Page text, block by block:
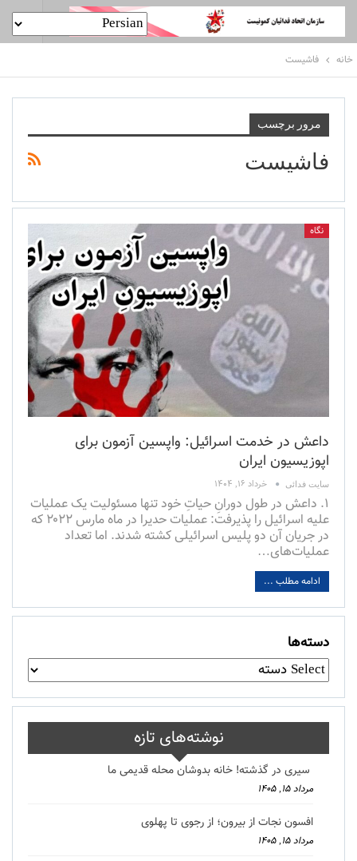
خانه فاشیست
مرور برچسب
فاشیست
نگاه
داعش در خدمت اسرائیل: واپسین آزمون برای
اپوزیسیون ایران
سایت فدائی خرداد ۱۶, ۱۴۰۴
۱. داعش در طول دورانِ حیاتِ خود تنها مسئولیت یک‌ عملیات
علیه اسرائیل را پذیرفت: عملیات حدیرا در ماه مارس ۲۰۲۲ که
در جریان آن دو پلیس اسرائیلی کشته شدند. اما تعداد
عملیات‌های…
ادامه مطلب ...
دسته‌ها
نوشته‌های تازه
سیری در گذشته! خانه بدوشان محله قدیمی ما
مرداد ۱۵, ۱۴۰۵
افسون نجات از بیرون؛ از رجوی تا پهلوی
مرداد ۱۵, ۱۴۰۵